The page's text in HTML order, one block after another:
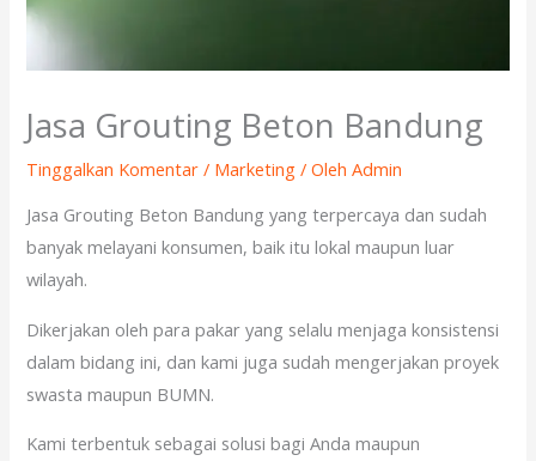
Jasa Grouting Beton Bandung
Tinggalkan Komentar / Marketing / OlehAdmin
Jasa Grouting Beton Bandung yang terpercaya dan sudah
banyak melayani konsumen, baik itu lokal maupun luar
wilayah.
Dikerjakan oleh para pakar yang selalu menjaga konsistensi
dalam bidang ini, dan kami juga sudah mengerjakan proyek
swasta maupun BUMN.
Kami terbentuk sebagai solusi bagi Anda maupun